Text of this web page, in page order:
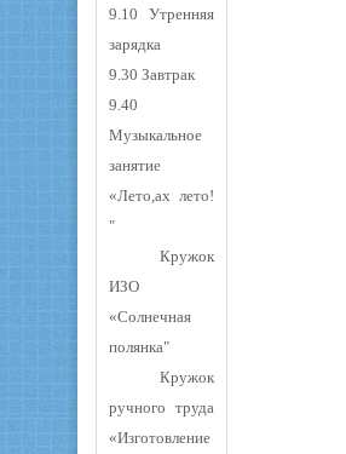
9.10 Утренняя
зарядка
9.30 Завтрак
9.40
Музыкальное
занятие
«Лето,ах лето!
"
Кружок
ИЗО
«Солнечная
полянка"
Кружок
ручного труда
«Изготовление